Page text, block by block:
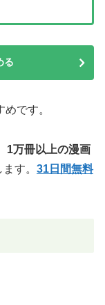
る
です。
1万冊以上の漫画
す。 31日間無料